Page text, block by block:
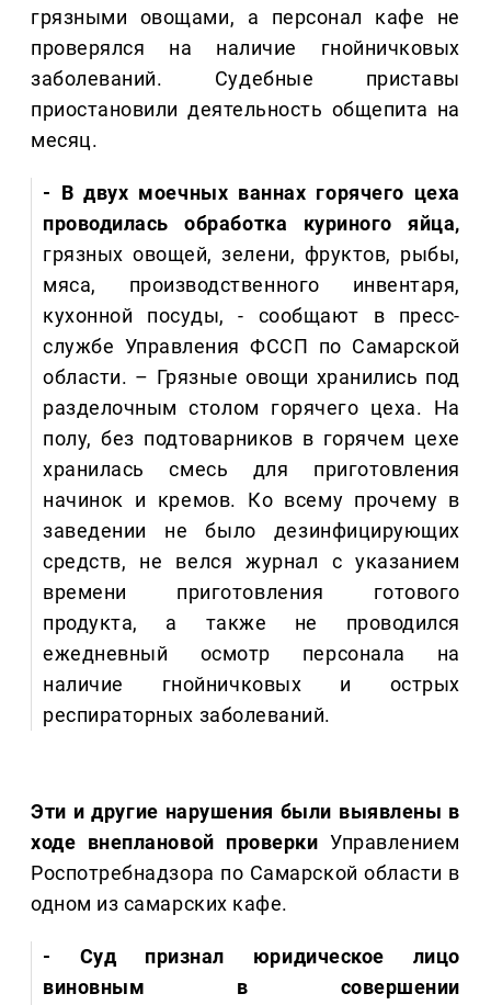
грязными овощами, а персонал кафе не
проверялся на наличие гнойничковых
заболеваний. Судебные приставы
приостановили деятельность общепита на
месяц.
- В двух моечных ваннах горячего цеха
проводилась обработка куриного яйца,
грязных овощей, зелени, фруктов, рыбы,
мяса, производственного инвентаря,
кухонной посуды, - сообщают в пресс-
службе Управления ФССП по Самарской
области. – Грязные овощи хранились под
разделочным столом горячего цеха. На
полу, без подтоварников в горячем цехе
хранилась смесь для приготовления
начинок и кремов. Ко всему прочему в
заведении не было дезинфицирующих
средств, не велся журнал с указанием
времени приготовления готового
продукта, а также не проводился
ежедневный осмотр персонала на
наличие гнойничковых и острых
респираторных заболеваний.
Эти и другие нарушения были выявлены в
ходе внеплановой проверки Управлением
Роспотребнадзора по Самарской области в
одном из самарских кафе.
- Суд признал юридическое лицо
виновным в совершении